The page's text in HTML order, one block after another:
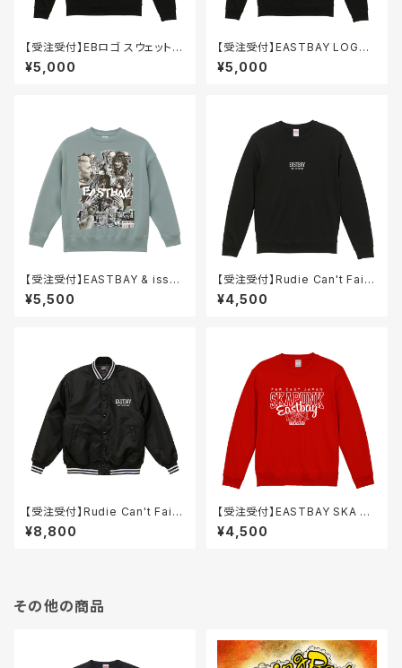
【受注受付】EBロゴ スウェット /
クルーネック
¥5,000
【受注受付】EASTBAY LOGO
スウェット / クルーネック
¥5,000
【受注受付】EASTBAY & issey
seto collage ビッグシルエット
スウェット(裏起毛) / クルーネッ
¥5,500
【受注受付】Rudie Can't Fail
スウェット / クルーネック
¥4,500
【受注受付】Rudie Can't Fail
スタジアムジャケット
¥8,800
【受注受付】EASTBAY SKA PU
NK College スウェット / クル
ーネック
¥4,500
その他の商品